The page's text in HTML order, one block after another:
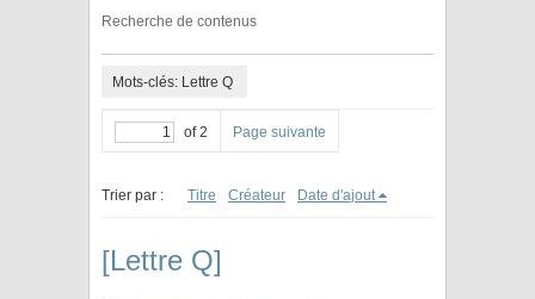
Recherche de contenus
Mots-clés: Lettre Q
of 2 Page suivante
Trier par : Titre Créateur Date d'ajout
[Lettre Q]